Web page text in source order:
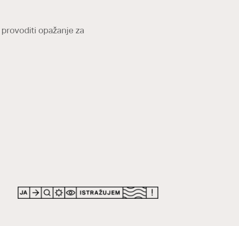
opažanje za